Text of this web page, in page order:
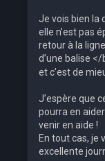
Je vois bien la
elle n’est pas
retour à la
d’une balise
et c’est de
J’espère que
pourra en
venir en aide !
En tout cas, je
excellente